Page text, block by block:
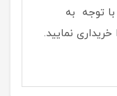
با توجه به
نمایید.